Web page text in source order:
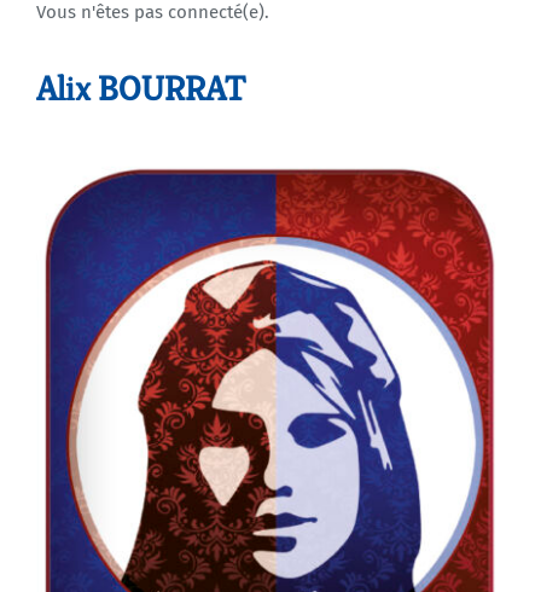
Agenda
Vous n'êtes pas connecté(e).
Alix BOURRAT